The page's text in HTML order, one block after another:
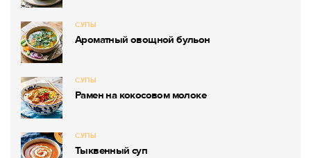
СУПЫ
Ароматный овощной бульон
СУПЫ
Рамен на кокосовом молоке
СУПЫ
Тыквенный суп